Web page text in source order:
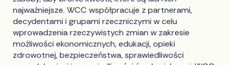
najważniejsze. WCC współpracuje z partnerami,
decydentami i grupami rzeczniczymi w celu
wprowadzenia rzeczywistych zmian w zakresie
możliwości ekonomicznych, edukacji, opieki
zdrowotnej, bezpieczeństwa, sprawiedliwości